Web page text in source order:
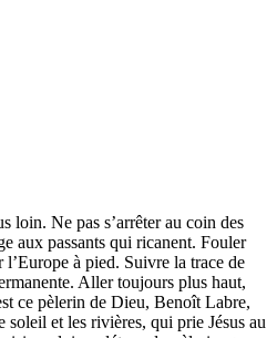
loin. Ne pas s’arrêter au coin des
aux passants qui ricanent. Fouler
l’Europe à pied. Suivre la trace de
Aller toujours plus haut,
ce pèlerin de Dieu, Benoît Labre,
et les rivières, qui prie Jésus au